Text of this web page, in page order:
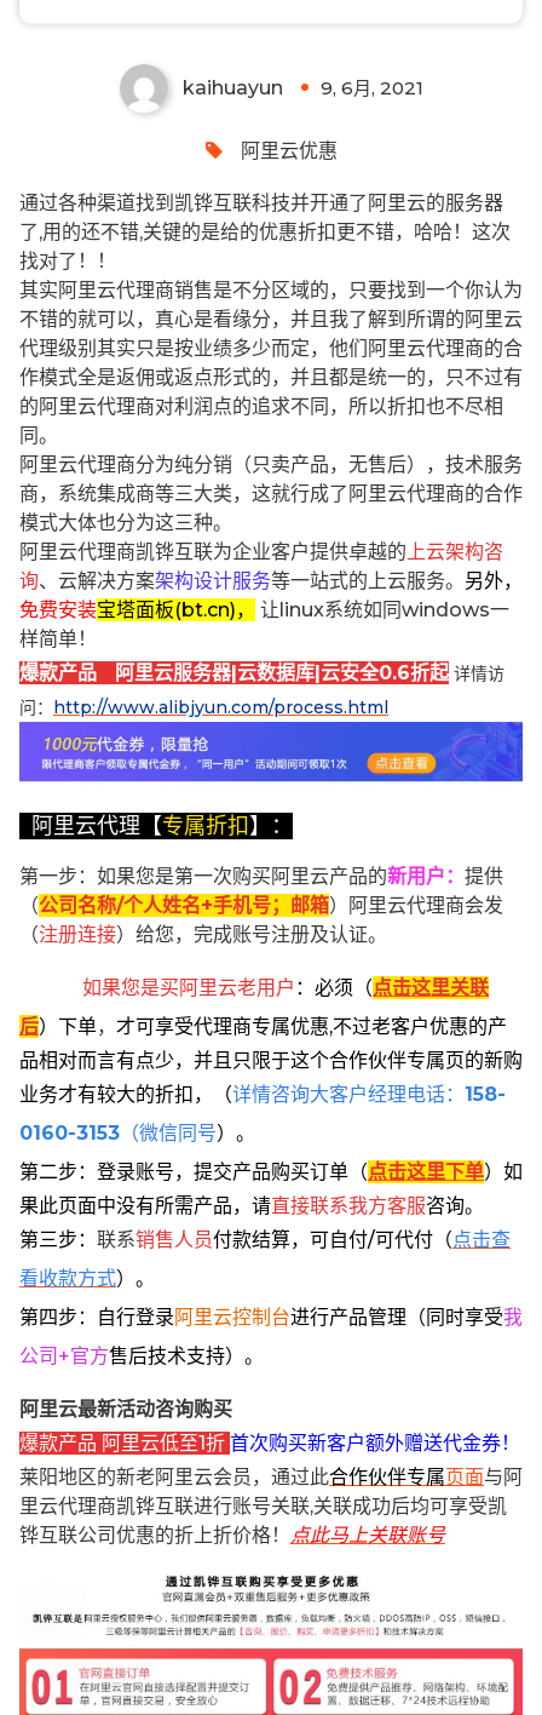
kaihuayun 9, 6月, 2021
阿里云优惠
通过各种渠道找到凯铧互联科技并开通了阿里云的服务器
了,用的还不错,关键的是给的优惠折扣更不错，哈哈！这次
找对了！！
其实阿里云代理商销售是不分区域的，只要找到一个你认为
不错的就可以，真心是看缘分，并且我了解到所谓的阿里云
代理级别其实只是按业绩多少而定，他们阿里云代理商的合
作模式全是返佣或返点形式的，并且都是统一的，只不过有
的阿里云代理商对利润点的追求不同，所以折扣也不尽相
同。
阿里云代理商分为纯分销（只卖产品，无售后），技术服务
商，系统集成商等三大类，这就行成了阿里云代理商的合作
模式大体也分为这三种。
阿里云代理商凯铧互联为企业客户提供卓越的 上云架构咨
询、云解决方案架构设计服务等一站式的上云服务。 另外，
免费安装宝塔面板(bt.cn)，
让linux系统如同windows一
样简单！
爆款产品 阿里云服务器|云数据库|云安全0.6折起 详情访
问： http://www.alibjyun.com/process.html
阿里云代理【专属折扣】：
第一步：如果您是第一次购买阿里云产品的新用户 ： 提供
（公司名称/个人姓名+手机号；邮箱）阿里云代理商会发
（注册连接）给您，完成账号注册及认证。
如果您是买阿里云老用户 ： 必须 （点击这里关联
后） 下单， 才可享受代理商专属优惠,不过老客户优惠的产
品相对而言有点少，并且只限于这个合作伙伴专属页的新购
业务才有较大的折扣，
（详情咨询大客户经理电话： 158-
0160-3153 （微信同号）。
第二步：登录账号，提交产品购买订单（点击这里下单） 如
果此页面中没有所需产品，请直接联系我方客服咨询。
第三步： 联系销售人员付款结算，可自付/可代付（点击查
看收款方式）。
第四步：自行登录阿里云控制台进行产品管理（同时享受我
公司+官方售后技术支持）。
阿里云最新活动咨询购买
爆款产品 阿里云低至1折 首次购买新客户额外赠送代金券！
莱阳地区的新老阿里云会员，通过此合作伙伴专属页面与阿
里云代理商凯铧互联进行账号关联,关联成功后均可享受凯
铧互联公司优惠的折上折价格！
点此马上关联账号